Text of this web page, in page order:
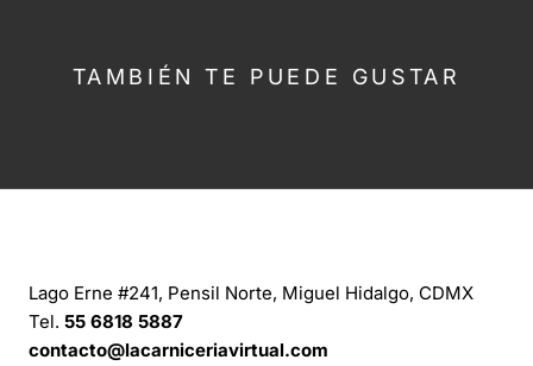
TAMBIÉN TE PUEDE GUSTAR
Lago Erne #241, Pensil Norte, Miguel Hidalgo, CDMX
Tel. 55 6818 5887
contacto@lacarniceriavirtual.com